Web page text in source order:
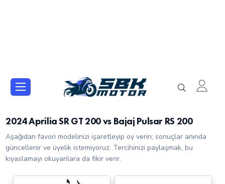
2024 Aprilia SR GT 200 vs Bajaj Pulsar RS 200
Aşağıdan favori modelinizi işaretleyip oy verin; sonuçlar anında
güncellenir ve üyelik istemiyoruz. Tercihinizi paylaşmak, bu
kıyaslamayı okuyanlara da fikir verir.